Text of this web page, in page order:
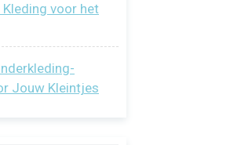
Kleding voor het
Jouw Kleintjes